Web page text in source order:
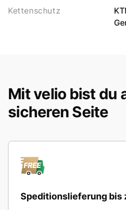
Kettenschutz
Mit velio bist du
sicheren Seite
Speditionslieferung bis